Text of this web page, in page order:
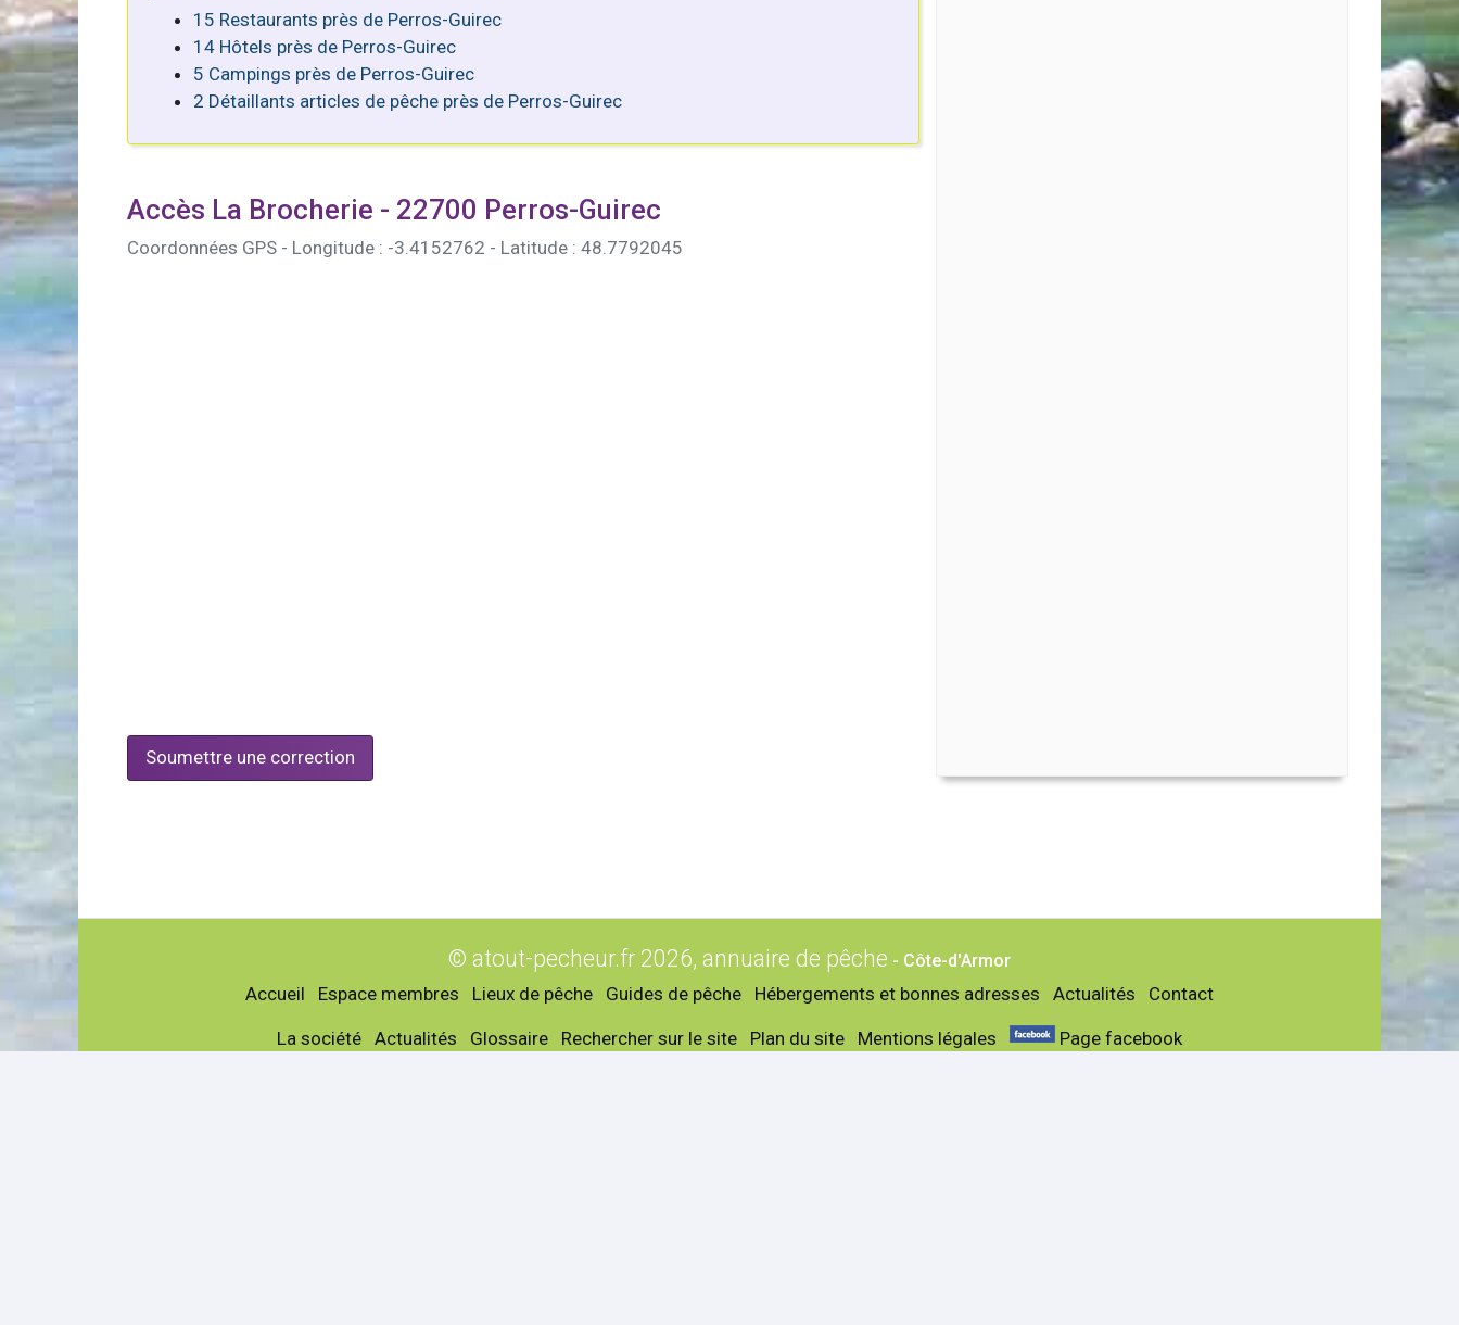
15 Restaurants près de Perros-Guirec
14 Hôtels près de Perros-Guirec
5 Campings près de Perros-Guirec
2 Détaillants articles de pêche près de Perros-Guirec
Accès La Brocherie - 22700 Perros-Guirec
Coordonnées GPS - Longitude : -3.4152762 - Latitude : 48.7792045
Soumettre une correction
© atout-pecheur.fr 2026, annuaire de pêche - Côte-d'Armor
Accueil Espace membres Lieux de pêche Guides de pêche Hébergements et bonnes adresses Actualités Contact
La société Actualités Glossaire Rechercher sur le site Plan du site Mentions légales Page facebook